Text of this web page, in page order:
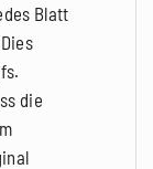
Blatt
die